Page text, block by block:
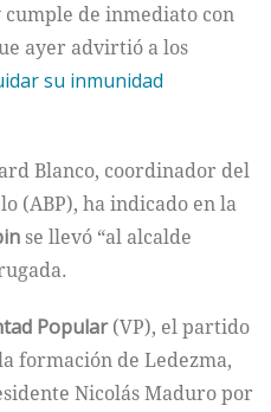
cumple de inmediato con
ayer advirtió a los
su inmunidad
Blanco, coordinador del
(ABP), ha indicado en la
se llevó “al alcalde
Popular(VP), el partido
formación de Ledezma,
Nicolás Maduro por